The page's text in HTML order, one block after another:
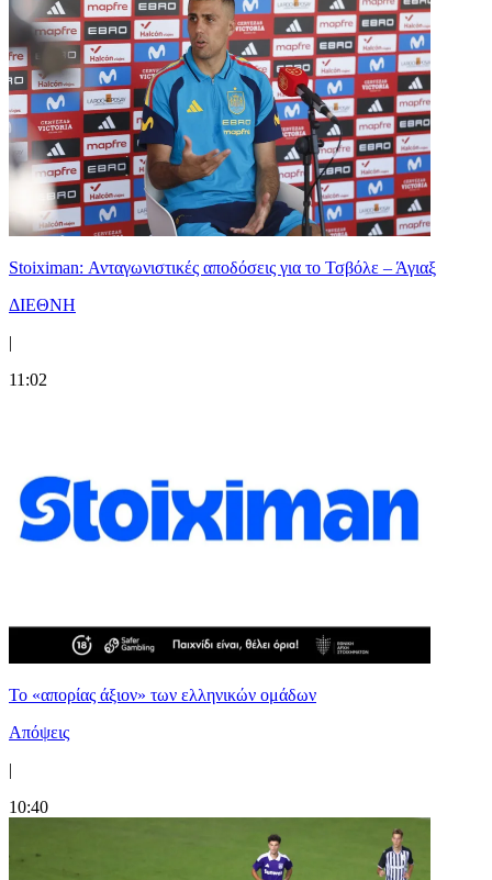
Stoiximan: Ανταγωνιστικές αποδόσεις για το Τσβόλε – Άγιαξ
ΔΙΕΘΝΗ
|
11:02
Το «απορίας άξιον» των ελληνικών ομάδων
Απόψεις
|
10:40